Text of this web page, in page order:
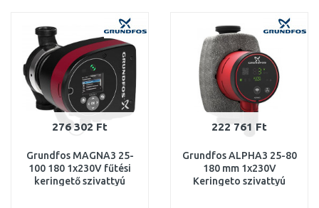
276 302 Ft
Grundfos MAGNA3 25-
100 180 1x230V fűtési
keringető szivattyú
222 761 Ft
Grundfos ALPHA3 25-80
180 mm 1x230V
Keringeto szivattyú